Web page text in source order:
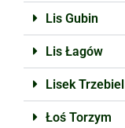
Lis Gubin
Lis Łagów
Lisek Trzebiel
Łoś Torzym